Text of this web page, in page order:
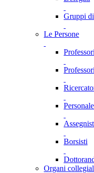
Gruppi
Le Persone
Borsisti
Organi